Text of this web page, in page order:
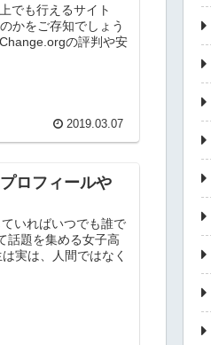
でも行えるサイト
かをご存知でしょう
の評判や安
2019.03.07
ロフィールや
いればいつでも誰で
話題を集める女子高
実は、人間ではなく